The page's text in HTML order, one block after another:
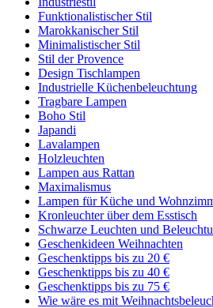
Funktionalistischer Stil
Marokkanischer Stil
Minimalistischer Stil
Stil der Provence
Design Tischlampen
Industrielle Küchenbeleuchtung
Tragbare Lampen
Boho Stil
Japandi
Lavalampen
Holzleuchten
Lampen aus Rattan
Maximalismus
Lampen für Küche und
Kronleuchter über dem Esstisch
Schwarze Leuchten und
Geschenkideen Weihnachten
Geschenktipps bis zu 20 €
Geschenktipps bis zu 40 €
Geschenktipps bis zu 75 €
Wie wäre es mit